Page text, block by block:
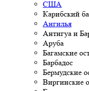
США
Карибский
Ангилья
Антигуа и
Аруба
Багамские
Барбадос
Бермудские
Виргинские